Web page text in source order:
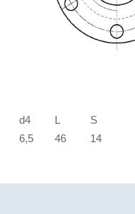
d4 L
S
6,5 46 14